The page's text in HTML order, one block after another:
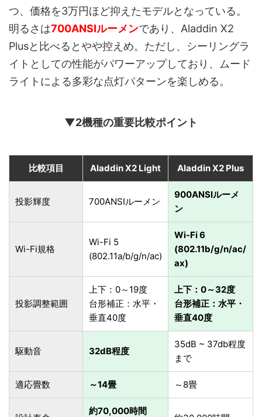
つ、価格を3万円ほど抑えたモデルとなっている。
明るさは700ANSIルーメンであり、Aladdin X2
Plusと比べるとやや控えめ。ただし、シーリングラ
イトとしての性能がパワーアップしており、ムード
ライトによる多彩な点灯パターンを楽しめる。
▼2機種の重要比較ポイント
比較項目 Aladdin X2 Light Aladdin X2 Plus
投影輝度 700ANSIルーメン
900ANSIルーメ
ン
Wi-Fi規格
Wi-Fi 5
(802.11a/b/g/n/ac)
Wi-Fi 6
(802.11b/g/n/ac/
ax)
投影調整範囲
上下：0～19度
台形補正：水平・
垂直40度
上下：0～32度
台形補正：水平・
垂直40度
駆動音 32dB程度
35dB ~ 37db程度
まで
適応畳数 ～14畳 ～8畳
約70,000時間